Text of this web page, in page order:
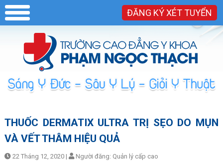
ĐĂNG KÝ XÉT TUYỂN
THUỐC DERMATIX ULTRA TRỊ SẸO DO MỤN
VÀ VẾT THÂM HIỆU QUẢ
22 Tháng 12, 2020 | Người đăng: Quản lý cấp cao